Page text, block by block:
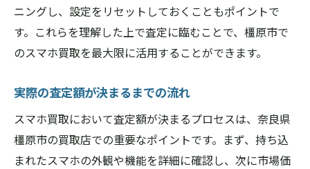
ニングし、設定をリセットしておくこともポイントで
す。これらを理解した上で査定に臨むことで、橿原市で
のスマホ買取を最大限に活用することができます。
実際の査定額が決まるまでの流れ
スマホ買取において査定額が決まるプロセスは、奈良県
橿原市の買取店での重要なポイントです。まず、持ち込
まれたスマホの外観や機能を詳細に確認し、次に市場価